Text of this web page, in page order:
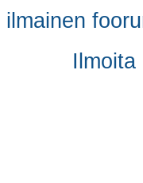
ilmainen